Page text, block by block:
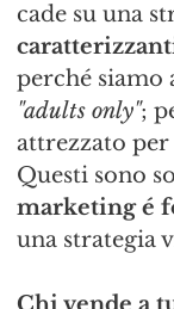
cade su una
perché siamo
"adults only";
attrezzato
Questi sono
marketing é
una strategia